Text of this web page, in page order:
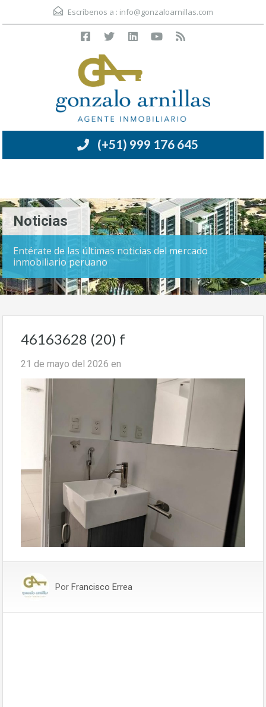
Escríbenos a : info@gonzaloarnillas.com
(+51) 999 176 645
Noticias
Entérate de las últimas noticias del mercado
inmobiliario peruano
46163628 (20) f
21 de mayo del 2026 en
Por Francisco Errea